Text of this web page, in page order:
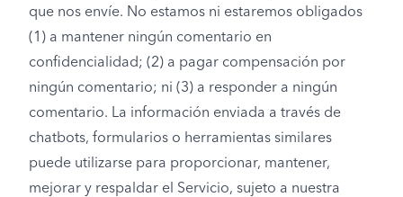
que nos envíe. No estamos ni estaremos obligados
(1) a mantener ningún comentario en
confidencialidad; (2) a pagar compensación por
ningún comentario; ni (3) a responder a ningún
comentario. La información enviada a través de
chatbots, formularios o herramientas similares
puede utilizarse para proporcionar, mantener,
mejorar y respaldar el Servicio, sujeto a nuestra